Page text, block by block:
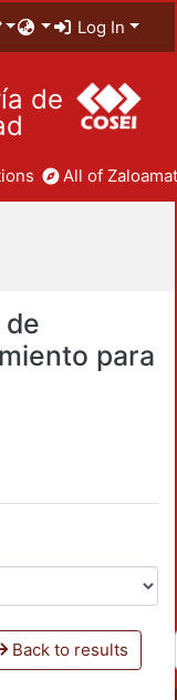
Log In
de
All of
para
Back to results